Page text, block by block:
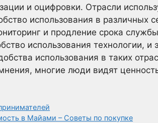
и оцифровки. Отрасли
использования в различных
и продление срока
использования технологии, и
использования в таких
многие люди видят
в Майами – Советы по покупке